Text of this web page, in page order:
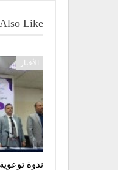
Like
الأخبار
ندوة